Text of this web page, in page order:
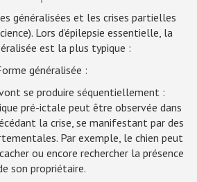
généralisées et les crises partielles
Lors d’épilepsie essentielle, la
est la plus typique :
généralisée :
se produire séquentiellement :
pré-ictale peut être observée dans
la crise, se manifestant par des
Par exemple, le chien peut
ou encore rechercher la présence
son propriétaire.